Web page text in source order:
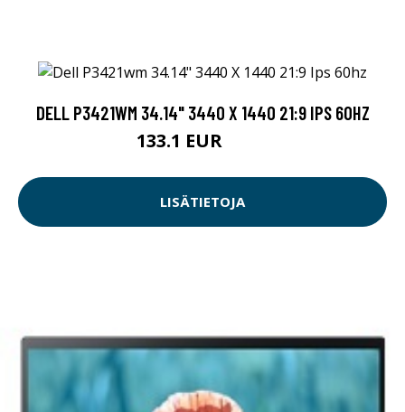
DELL P3421WM 34.14" 3440 X 1440 21:9 IPS 60HZ
133.1 EUR
LISÄTIETOJA